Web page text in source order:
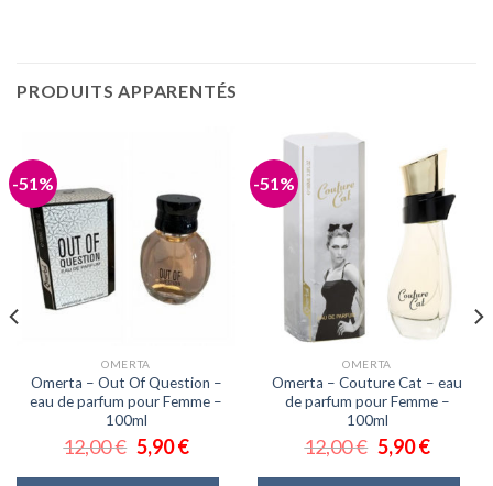
PRODUITS APPARENTÉS
-51%
OMERTA
Omerta – Out Of Question –
eau de parfum pour Femme –
100ml
12,00€ 5,90€
-51%
OMERTA
Omerta – Couture Cat – eau
de parfum pour Femme –
100ml
12,00€ 5,90€